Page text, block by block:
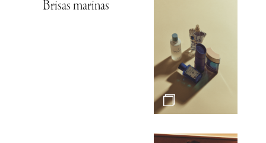
Brisas marinas